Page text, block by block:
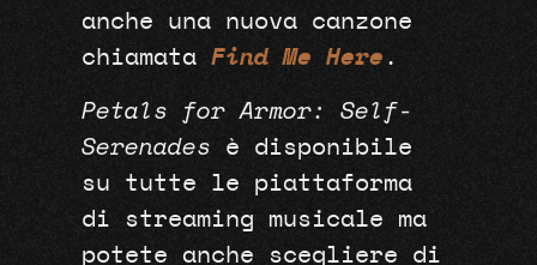
anche una nuova canzone
chiamataFind Me Here .
Petals for Armor: Self-
Serenades è disponibile
su tutte le piattaforma
di streaming musicale ma
potete anche scegliere di